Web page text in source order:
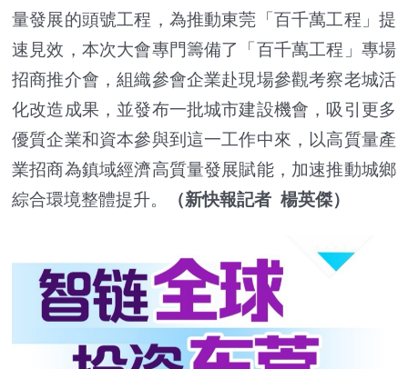
量發展的頭號工程，為推動東莞「百千萬工程」提
速見效，本次大會專門籌備了「百千萬工程」專場
招商推介會，組織參會企業赴現場參觀考察老城活
化改造成果，並發布一批城市建設機會，吸引更多
優質企業和資本參與到這一工作中來，以高質量產
業招商為鎮域經濟高質量發展賦能，加速推動城鄉
綜合環境整體提升。
（新快報記者 楊英傑）